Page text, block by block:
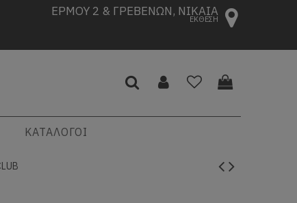
ΕΡΜΟΥ 2 & ΓΡΕΒΕΝΩΝ, ΝΙΚΑΙΑ
ΕΚΘΕΣΗ
ΚΑΤΑΛΟΓΟΙ